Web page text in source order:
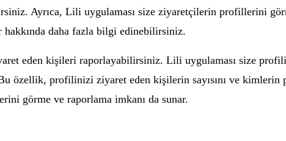
Ayrıca, Lili uygulaması size ziyaretçilerin profillerini
daha fazla bilgi edinebilirsiniz.
eden kişileri raporlayabilirsiniz. Lili uygulaması size
özellik, profilinizi ziyaret eden kişilerin sayısını ve
görme ve raporlama imkanı da sunar.